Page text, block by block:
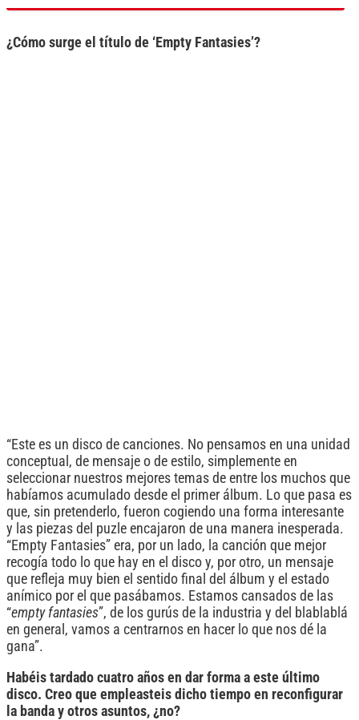
¿Cómo surge el título de ‘Empty Fantasies’?
“Este es un disco de canciones. No pensamos en una unidad
conceptual, de mensaje o de estilo, simplemente en
seleccionar nuestros mejores temas de entre los muchos que
habíamos acumulado desde el primer álbum. Lo que pasa es
que, sin pretenderlo, fueron cogiendo una forma interesante
y las piezas del puzle encajaron de una manera inesperada.
“Empty Fantasies” era, por un lado, la canción que mejor
recogía todo lo que hay en el disco y, por otro, un mensaje
que refleja muy bien el sentido final del álbum y el estado
anímico por el que pasábamos. Estamos cansados de las
“empty fantasies”, de los gurús de la industria y del blablablá
en general, vamos a centrarnos en hacer lo que nos dé la
gana”.
Habéis tardado cuatro años en dar forma a este último
disco. Creo que empleasteis dicho tiempo en reconfigurar
la banda y otros asuntos, ¿no?